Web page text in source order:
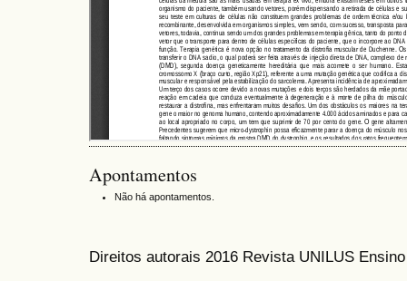
Apontamentos
Não há apontamentos.
Direitos autorais 2016 Revista UNILUS